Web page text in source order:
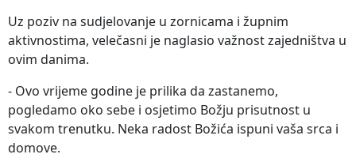
Uz poziv na sudjelovanje u zornicama i župnim
aktivnostima, velečasni je naglasio važnost zajedništva u
ovim danima.
- Ovo vrijeme godine je prilika da zastanemo,
pogledamo oko sebe i osjetimo Božju prisutnost u
svakom trenutku. Neka radost Božića ispuni vaša srca i
domove.